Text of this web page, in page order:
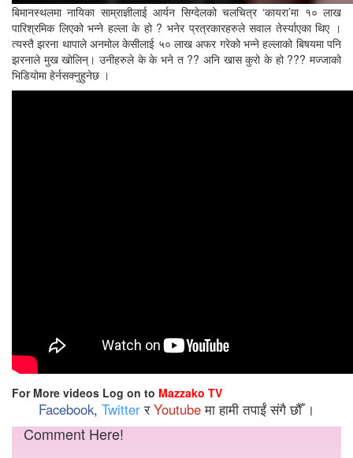
बिमानस्थलमा नायिका साम्राज्ञीलाई आर्यन सिग्देलको चलचित्र ‘कायरा’मा १० लाख
पारिश्रमिक लिएको भन्ने हल्ला के हो ? भनेर प्रत्रकारहरुले सवाल तेर्स्याएका थिए ।
त्यस्तै झरना थापाले अनमोल केसीलाई ५० लाख अफर गरेको भन्ने हल्लाको बिषयमा पनि
झरनाले मुख खोलिन्। उनीहरुले के के भने त ?? अनि खास कुरो के हो ??? मज्जाको
भिडियोमा हेर्नसक्नुहुनेछ ।
For More videos Log on to Mazzako TV
Facebook, TwitterरYoutubeमा हामी तपाईं संगै छौँ ।
Comment Here!